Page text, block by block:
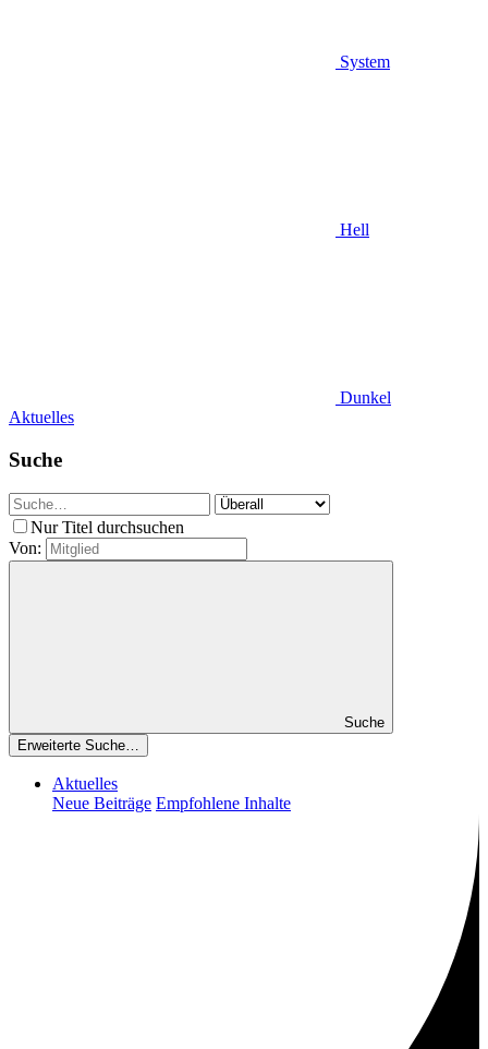
System
Hell
Dunkel
Aktuelles
Suche
Nur Titel durchsuchen
Von:
Suche
Erweiterte Suche…
Aktuelles
Neue Beiträge Empfohlene Inhalte